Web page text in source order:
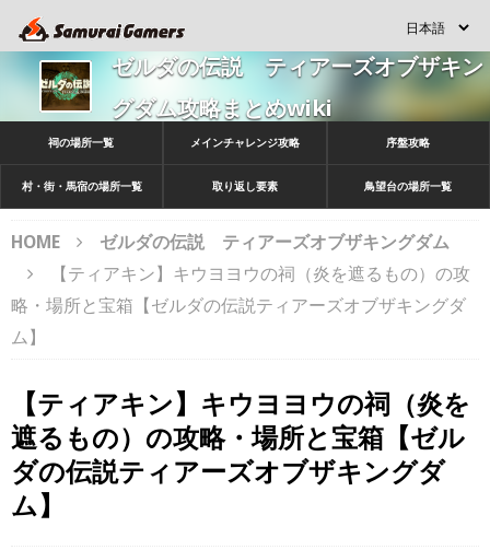
ゼルダの伝説 ティアーズオブザキン
グダム攻略まとめwiki
祠の場所一覧 メインチャレンジ攻略 序盤攻略
村・街・馬宿の場所一覧 取り返し要素 鳥望台の場所一覧
HOME
ゼルダの伝説 ティアーズオブザキングダム
【ティアキン】キウヨヨウの祠（炎を遮るもの）の攻
略・場所と宝箱【ゼルダの伝説ティアーズオブザキングダ
ム】
【ティアキン】キウヨヨウの祠（炎を
遮るもの）の攻略・場所と宝箱【ゼル
ダの伝説ティアーズオブザキングダ
ム】